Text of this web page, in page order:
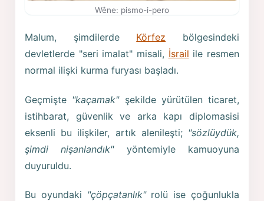
Wêne: pismo-i-pero
Malum, şimdilerde Körfez bölgesindeki
devletlerde "seri imalat" misali, İsrail ile resmen
normal ilişki kurma furyası başladı.
Geçmişte "kaçamak" şekilde yürütülen ticaret,
istihbarat, güvenlik ve arka kapı diplomasisi
eksenli bu ilişkiler, artık alenileşti;"sözlüydük,
şimdi nişanlandık"yöntemiyle kamuoyuna
duyuruldu.
Bu oyundaki "çöpçatanlık"rolü ise çoğunlukla